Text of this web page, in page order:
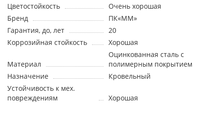
Цветостойкость
Очень хорошая
Бренд
ПК«ММ»
Гарантия, до, лет
20
Коррозийная стойкость
Хорошая
Материал
Оцинкованная сталь с
полимерным покрытием
Назначение
Кровельный
Устойчивость к мех.
повреждениям
Хорошая